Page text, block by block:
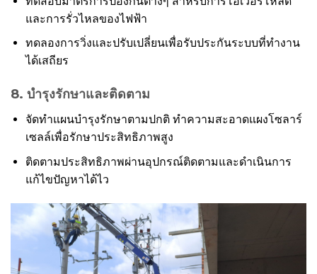
และการรั่วไหลของไฟฟ้า
ทดลองการวิ่งและปรับเปลี่ยนเพื่อรับประกันระบบที่ทำงาน
ได้เสถียร
8. บำรุงรักษาและติดตาม
จัดทำแผนบำรุงรักษาตามปกติ ทำความสะอาดแผงโซลาร์
เซลล์เพื่อรักษาประสิทธิภาพสูง
ติดตามประสิทธิภาพผ่านอุปกรณ์ติดตามและดำเนินการ
แก้ไขปัญหาได้ไว